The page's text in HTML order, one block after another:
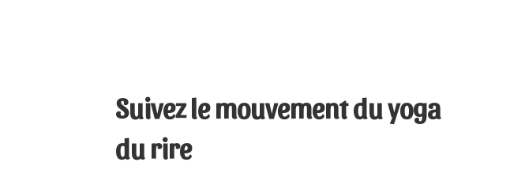
Suivez le mouvement du yoga
du rire